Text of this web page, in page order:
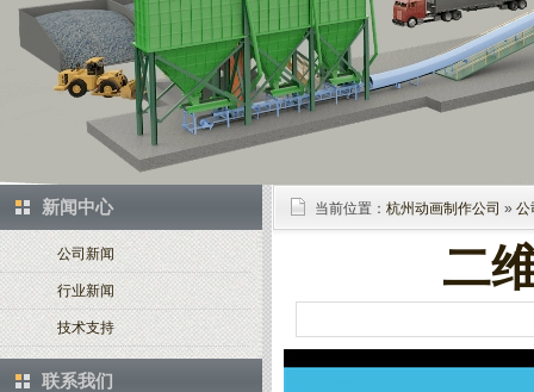
新闻中心
公司新闻
行业新闻
技术支持
联系我们
当前位置： 杭州动画制作公司 » 公
二